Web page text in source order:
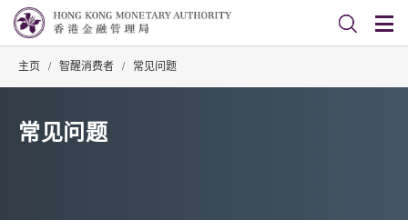
主页 / 智醒消费者 / 常见问题
常见问题